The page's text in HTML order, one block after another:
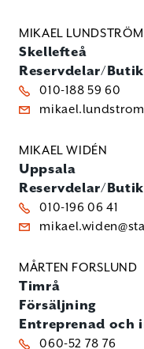
MIKAEL LUNDSTRÖM
Skellefteå
Reservdelar/Butik
010-188 59 60
MIKAEL WIDÉN
Uppsala
Reservdelar/Butik
010-196 06 41
MÅRTEN FORSLUND
Timrå
Försäljning
Entreprenad och
060-52 78 76